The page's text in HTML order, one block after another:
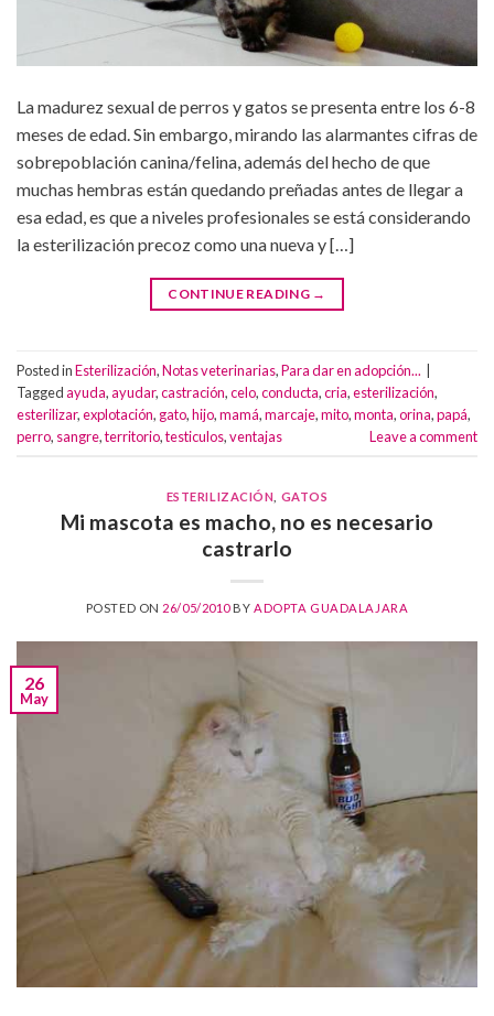
La madurez sexual de perros y gatos se presenta entre los 6-8
meses de edad. Sin embargo, mirando las alarmantes cifras de
sobrepoblación canina/felina, además del hecho de que
muchas hembras están quedando preñadas antes de llegar a
esa edad, es que a niveles profesionales se está considerando
la esterilización precoz como una nueva y […]
CONTINUE READING →
Posted inEsterilización,Notas veterinarias,Para dar en adopción...
Taggedayuda,ayudar,castración,celo,conducta,cria,esterilización,
esterilizar,explotación, gato,hijo,mamá,marcaje,mito,monta,orina,papá,
perro, sangre,territorio,testiculos,ventajas Leave a comment
ESTERILIZACIÓN GATOS
Mi mascota es macho, no es necesario
castrarlo
POSTED ON 26/05/2010BYADOPTA GUADALAJARA
26
May